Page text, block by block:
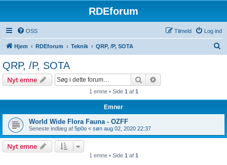
RDEforum
OSS Log ind
Tilmeld
Hjem RDEforum Teknik QRP, /P, SOTA
QRP, /P, SOTA
Nyt emne Søg
1 emne • Side 1 af 1
Emner
World Wide Flora Fauna - OZFF
Seneste indlæg af 5p0o « søn aug 02, 2020 22:37
Nyt emne
1 emne • Side 1 af 1